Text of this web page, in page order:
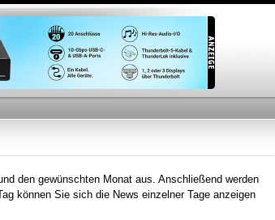
den gewünschten Monat aus. Anschließend werden
können Sie sich die News einzelner Tage anzeigen